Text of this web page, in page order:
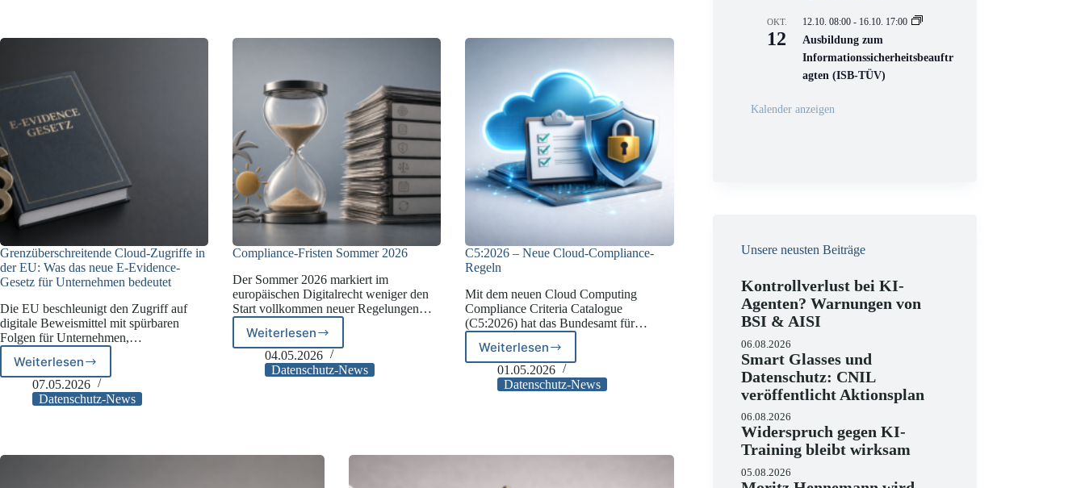
Was
2026
wichtig
in
Grenzüberschreitende Cloud-Zugriffe in
der EU: Was das neue E-Evidence-
Gesetz für Unternehmen bedeutet
Die EU beschleunigt den Zugriff auf
digitale Beweismittel mit spürbaren
Folgen für Unternehmen,…
WeiterlesenGrenzüberschreitende
Cloud-
Zugriffe
Was
07.05.2026
Datenschutz-News
Compliance‑Fristen Sommer 2026
Der Sommer 2026 markiert im
europäischen Digitalrecht weniger den
Start vollkommen neuer Regelungen…
WeiterlesenCompliance‑Fristen
Sommer
2026
04.05.2026
Datenschutz-News
C5:2026 – Neue Cloud-Compliance-
Regeln
Mit dem neuen Cloud Computing
Compliance Criteria Catalogue
(C5:2026) hat das Bundesamt für…
Weiterlesen
C5:2026
–
Neue
01.05.2026
Datenschutz-News
n
s
t
a
t
n
OKT.
12
12.10. 08:00 - 16.10. 17:00
Ausbildung zum
Informationssicherheitsbeauftr
agten (ISB-TÜV)
Kalender anzeigen
Unsere neusten Beiträge
Kontrollverlust bei KI-
Agenten? Warnungen von
BSI & AISI
06.08.2026
Smart Glasses und
Datenschutz: CNIL
veröffentlicht Aktionsplan
06.08.2026
Widerspruch gegen KI-
Training bleibt wirksam
05.08.2026